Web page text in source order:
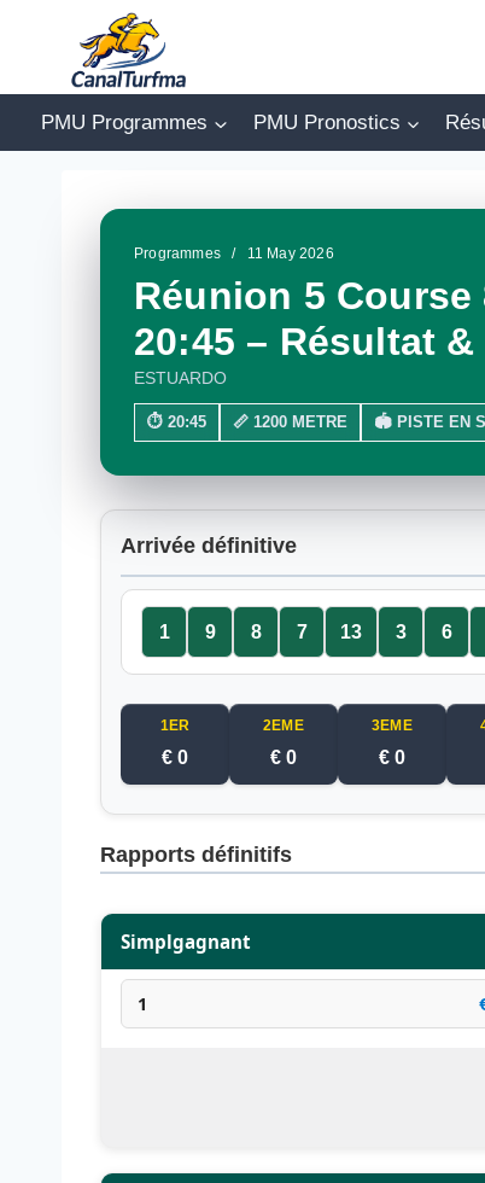
PMU Programmes
PMU Pronostics
Programmes / 11 May 2026
Réunion 5 Course
20:45 – Résultat
ESTUARDO
⏱ 20:45 📏 1200 METRE 🏟 PISTE EN
Arrivée définitive
1 9 8 7 13 3 6
1ER
€ 0
2EME
€ 0
3EME
€ 0
Rapports définitifs
Simplgagnant
1